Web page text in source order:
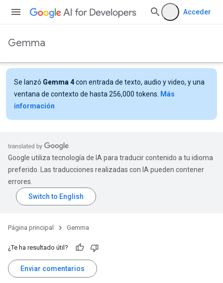
Acceder
Gemma
Se lanzó Gemma 4con entrada de texto, audio y video, y una
ventana de contexto de hasta 256,000 tokens.
Más
información
Google utiliza tecnología de IA para traducir contenido a tu idioma
preferido. Las traducciones realizadas con IA pueden contener
errores.
Página principal Gemma
¿Te ha resultado útil?
Enviar comentarios